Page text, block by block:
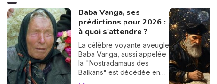
professionnelle de
l'astrologie chinoise, vous
dit tout 🐴.
Baba Vanga, ses
prédictions pour 2026 :
à quoi s'attendre ?
La célèbre voyante aveugle
Baba Vanga, aussi appelée
la "Nostradamaus des
Balkans" est décédée en
1996, mais elle a laissé